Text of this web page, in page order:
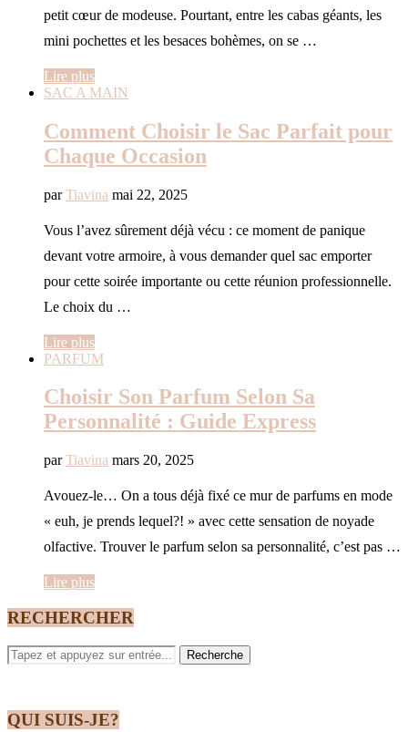
petit cœur de modeuse. Pourtant, entre les cabas géants, les
mini pochettes et les besaces bohèmes, on se …
Lire plus
SAC A MAIN
Comment Choisir le Sac Parfait pour
Chaque Occasion
parTiavina mai 22, 2025
Vous l’avez sûrement déjà vécu : ce moment de panique
devant votre armoire, à vous demander quel sac emporter
pour cette soirée importante ou cette réunion professionnelle.
Le choix du …
Lire plus
PARFUM
Choisir Son Parfum Selon Sa
Personnalité : Guide Express
parTiavina mars 20, 2025
Avouez-le… On a tous déjà fixé ce mur de parfums en mode
« euh, je prends lequel?! » avec cette sensation de noyade
olfactive. Trouver le parfum selon sa personnalité, c’est pas …
Lire plus
RECHERCHER
QUI SUIS-JE?